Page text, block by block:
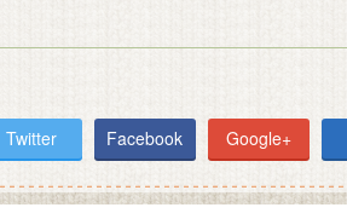
Twitter Facebook Google+